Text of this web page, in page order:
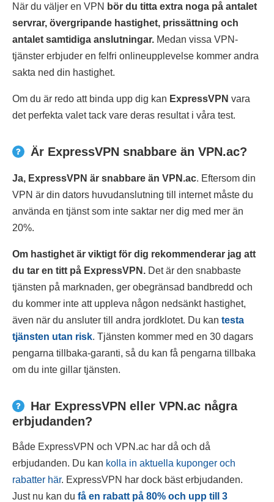
När du väljer en VPN bör du titta extra noga på antalet
servrar, övergripande hastighet, prissättning och
antalet samtidiga anslutningar. Medan vissa VPN-
tjänster erbjuder en felfri onlineupplevelse kommer andra
sakta ned din hastighet.
Om du är redo att binda upp dig kan ExpressVPN vara
det perfekta valet tack vare deras resultat i våra test.
Är ExpressVPN snabbare än VPN.ac?
Ja, ExpressVPN är snabbare än VPN.ac. Eftersom din
VPN är din dators huvudanslutning till internet måste du
använda en tjänst som inte saktar ner dig med mer än
20%.
Om hastighet är viktigt för dig rekommenderar jag att
du tar en titt på ExpressVPN. Det är den snabbaste
tjänsten på marknaden, ger obegränsad bandbredd och
du kommer inte att uppleva någon nedsänkt hastighet,
även när du ansluter till andra jordklotet. Du kan testa
tjänsten utan risk. Tjänsten kommer med en 30 dagars
pengarna tillbaka-garanti, så du kan få pengarna tillbaka
om du inte gillar tjänsten.
Har ExpressVPN eller VPN.ac några
erbjudanden?
Både ExpressVPN och VPN.ac har då och då
erbjudanden. Du kan kolla in aktuella kuponger och
rabatter här. ExpressVPN har dock bäst erbjudanden.
Just nu kan du få en rabatt på 80% och upp till 3